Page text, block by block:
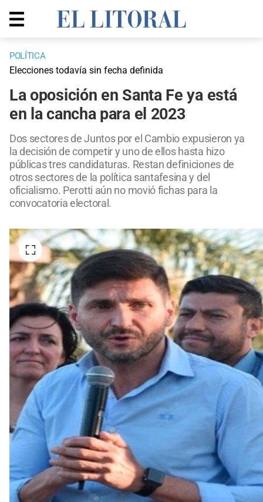
POLÍTICA
Elecciones todavía sin fecha definida
La oposición en Santa Fe ya está
en la cancha para el 2023
Dos sectores de Juntos por el Cambio expusieron ya
la decisión de competir y uno de ellos hasta hizo
públicas tres candidaturas. Restan definiciones de
otros sectores de la política santafesina y del
oficialismo. Perotti aún no movió fichas para la
convocatoria electoral.